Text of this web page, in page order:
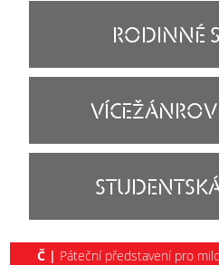
RODINNÉ
Č | Páteční představení pro